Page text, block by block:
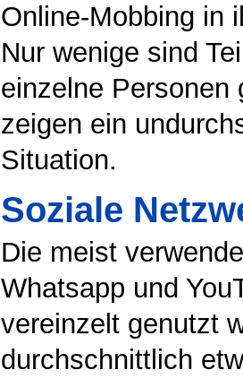
Online-Mobbing in
Nur wenige sind
einzelne Personen
zeigen ein
Situation.
Soziale
Die meist
Whatsapp und
vereinzelt genutzt
durchschnittlich